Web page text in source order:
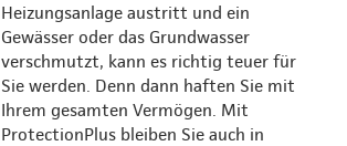
Heizungsanlage austritt und ein
Gewässer oder das Grundwasser
verschmutzt, kann es richtig teuer für
Sie werden. Denn dann haften Sie mit
Ihrem gesamten Vermögen. Mit
ProtectionPlus bleiben Sie auch in